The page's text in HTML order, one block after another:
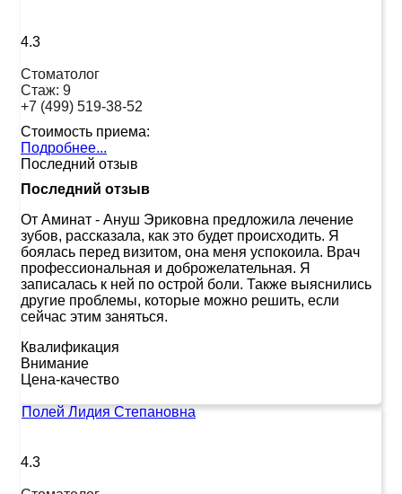
4.3
Стоматолог
Стаж: 9
+7 (499) 519-38-52
Стоимость приема:
Подробнее...
Последний отзыв
Последний отзыв
От Аминат - Ануш Эриковна предложила лечение
зубов, рассказала, как это будет происходить. Я
боялась перед визитом, она меня успокоила. Врач
профессиональная и доброжелательная. Я
записалась к ней по острой боли. Также выяснились
другие проблемы, которые можно решить, если
сейчас этим заняться.
Квалификация
Внимание
Цена-качество
Полей Лидия Степановна
4.3